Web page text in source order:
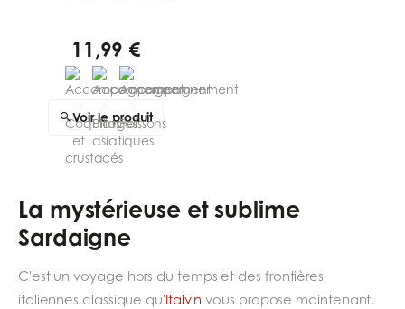
11,99 €
Voir le produit
La mystérieuse et sublime
Sardaigne
C'est un voyage hors du temps et des frontières
italiennes classique qu'Italvin vous propose maintenant.